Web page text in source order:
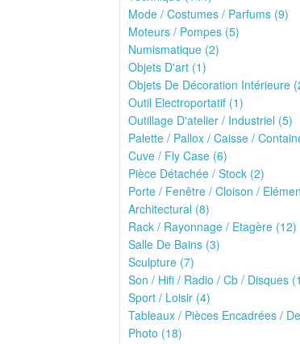
Mode / Costumes / Parfums (9)
Moteurs / Pompes (5)
Numismatique (2)
Objets D'art (1)
Objets De Décoration Intérieure
Outil Electroportatif (1)
Outillage D'atelier / Industriel (5)
Palette / Pallox / Caisse /
Cuve / Fly Case (6)
Pièce Détachée / Stock (2)
Porte / Fenêtre / Cloison /
Architectural (8)
Rack / Rayonnage / Etagère (12)
Salle De Bains (3)
Sculpture (7)
Son / Hifi / Radio / Cb / Disques
Sport / Loisir (4)
Tableaux / Pièces Encadrées /
Photo (18)